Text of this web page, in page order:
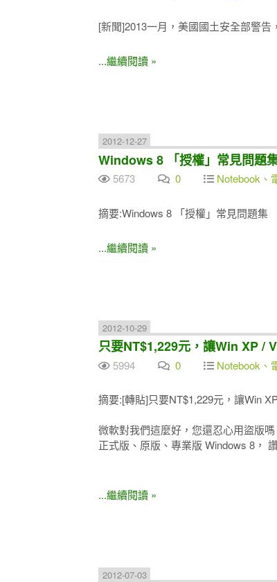
[新聞]2013一月，美國國土安全部警
...繼續閱讀 »
2012-12-27
Windows 8 「授權」常見問題
5673 0 Notebook、
摘要:Windows 8 「授權」常見問題集
...繼續閱讀 »
2012-10-29
只要NT$1,229元，讓Win XP /
5994 0 Notebook、
摘要:[轉貼]只要NT$1,229元，讓Win
微軟對我們這麼好，您還忍心用盜版嗎
正式版、原版、專業版 Windows 8，
...繼續閱讀 »
2012-07-03